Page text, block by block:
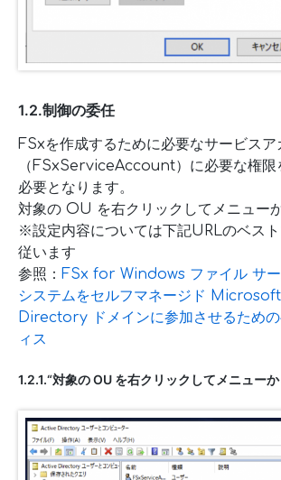
1.2.制御の委任
FSxを作成するために必要なサービスア
（FSxServiceAccount）に必要な権限
必要となります。
対象の OU を右クリックしてメニュー
※設定内容については下記URLのベス
従います
参照： FSx for Windows ファイル サ
システムをセルフマネージド
Directory ドメインに参加させるため
ィス
1.2.1.“対象の OU を右クリックしてメニュー